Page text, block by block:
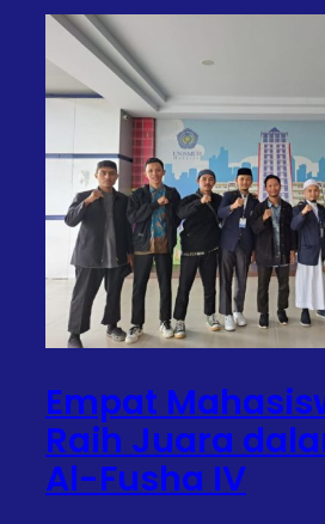
Empat
Raih Juara
Al-Fusha IV